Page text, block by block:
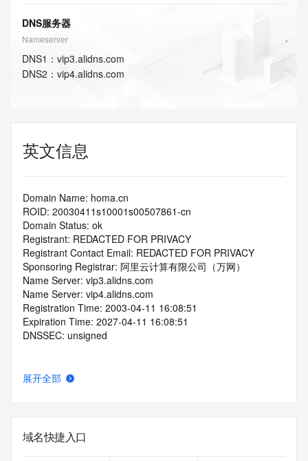
DNS服务器
Nameserver
DNS1 ： vip3.alidns.com
DNS2 ： vip4.alidns.com
英文信息
Domain Name: homa.cn
ROID: 20030411s10001s00507861-cn
Domain Status: ok
Registrant: REDACTED FOR PRIVACY
Registrant Contact Email: REDACTED FOR PRIVACY
Sponsoring Registrar: 阿里云计算有限公司（万网）
Name Server: vip3.alidns.com
Name Server: vip4.alidns.com
Registration Time: 2003-04-11 16:08:51
Expiration Time: 2027-04-11 16:08:51
DNSSEC: unsigned
展开全部
域名快捷入口